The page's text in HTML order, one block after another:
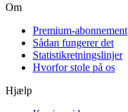
Om
Premium-abonnement
Sådan fungerer det
Statistikretningslinjer
Hvorfor stole på os
Hjælp